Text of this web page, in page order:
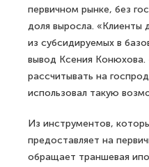
первичном рынке, без
доля выросла. «Клиенты
из субсидируемых в
вывод Ксения
рассчитывать на
использовал такую
Из инструментов,
предоставляет на
обращает траншевая